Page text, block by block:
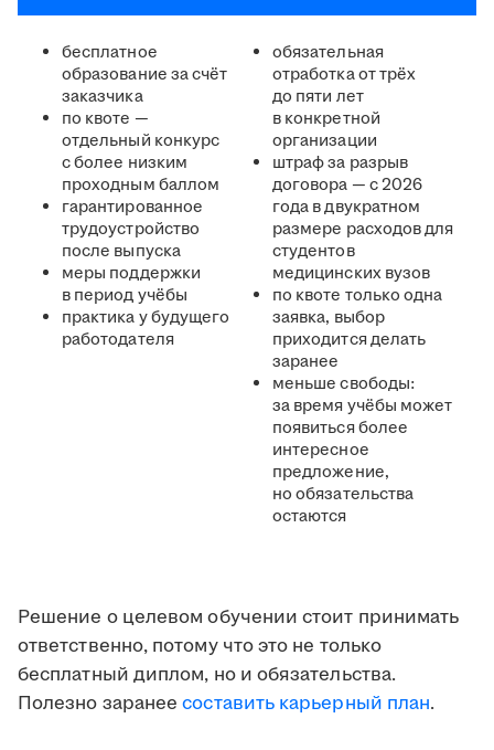
бесплатное
образование за счёт
заказчика
по квоте —
отдельный конкурс
с более низким
проходным баллом
гарантированное
трудоустройство
после выпуска
меры поддержки
в период учёбы
практика у будущего
работодателя
обязательная
отработка от трёх
до пяти лет
в конкретной
организации
штраф за разрыв
договора — с 2026
года в двукратном
размере расходов для
студентов
медицинских вузов
по квоте только одна
заявка, выбор
приходится делать
заранее
меньше свободы:
за время учёбы может
появиться более
интересное
предложение,
но обязательства
остаются
Решение о целевом обучении стоит принимать
ответственно, потому что это не только
бесплатный диплом, но и обязательства.
Полезно заранее составить карьерный план.